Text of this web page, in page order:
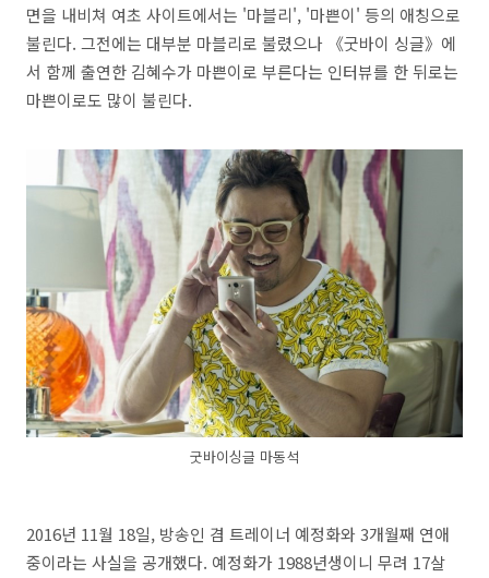
면을 내비쳐 여초 사이트에서는 '마블리', '마쁜이' 등의 애칭으로
불린다. 그전에는 대부분 마블리로 불렸으나 《굿바이 싱글》에
서 함께 출연한 김혜수가 마쁜이로 부른다는 인터뷰를 한 뒤로는
마쁜이로도 많이 불린다.
굿바이싱글 마동석
2016년 11월 18일, 방송인 겸 트레이너 예정화와 3개월째 연애
중이라는 사실을 공개했다. 예정화가 1988년생이니 무려 17살